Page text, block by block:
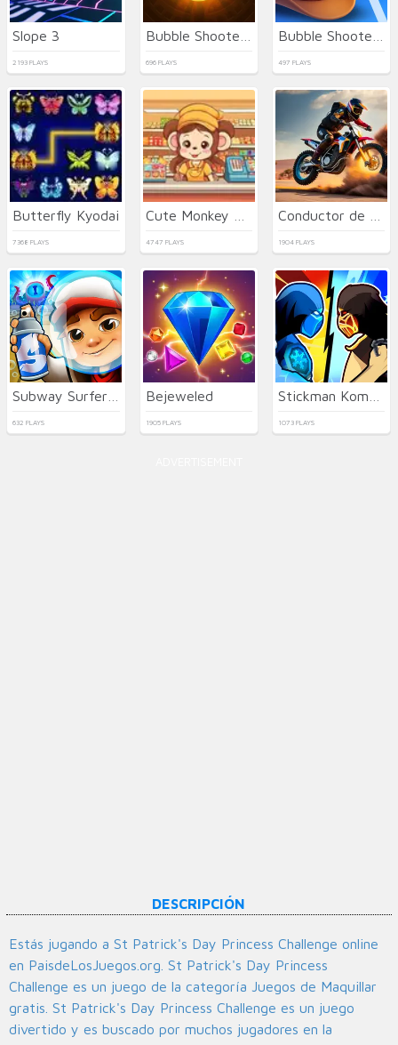
Slope 3
2193 PLAYS 696 PLAYS 497 PLAYS
Butterfly Kyodai
7368 PLAYS 4747 PLAYS 1904 PLAYS
632 PLAYS
Bejeweled
1905 PLAYS 1073 PLAYS
DESCRIPCIÓN
Estás jugando a St Patrick's Day Princess Challenge online
en PaisdeLosJuegos.org. St Patrick's Day Princess
Challenge es un juego de la categoría Juegos de Maquillar
gratis. St Patrick's Day Princess Challenge es un juego
divertido y es buscado por muchos jugadores en la